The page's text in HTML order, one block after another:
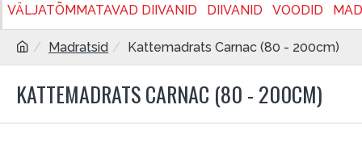
VÄLJATÕMMATAVAD DIIVANID DIIVANID VOODID
Madratsid Kattemadrats Carnac (80 - 200cm)
KATTEMADRATS CARNAC (80 - 200CM)